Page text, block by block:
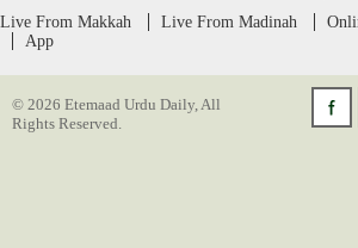
Live From Makkah Live From Madinah
App
© 2026 Etemaad Urdu Daily, All
Rights Reserved.